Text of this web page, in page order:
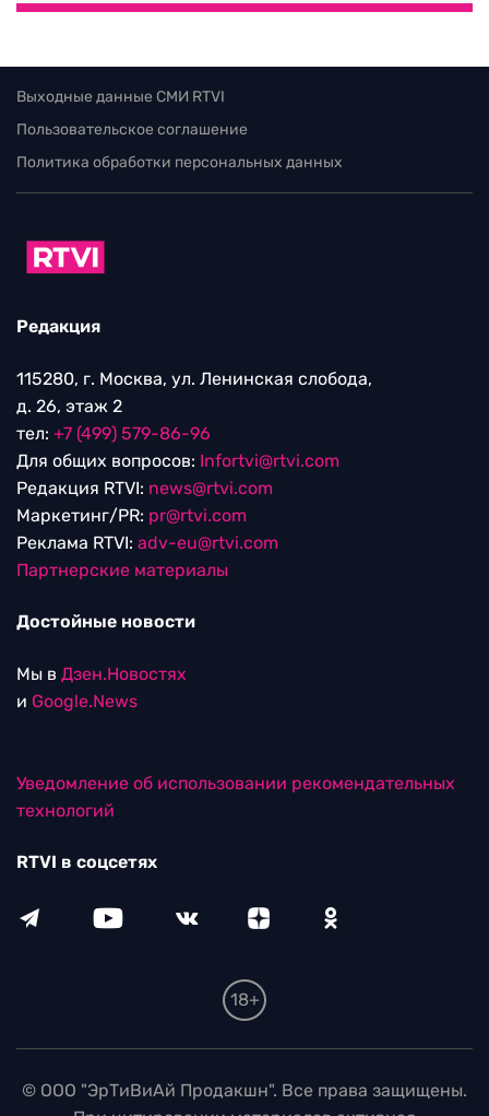
Выходные данные СМИ RTVI
Пользовательское соглашение
Политика обработки персональных данных
Редакция
115280, г. Москва, ул. Ленинская слобода,
д. 26, этаж 2
тел: +7 (499) 579-86-96
Для общих вопросов: Infortvi@rtvi.com
Редакция RTVI: news@rtvi.com
Маркетинг/PR: pr@rtvi.com
Реклама RTVI: adv-eu@rtvi.com
Партнерские материалы
Достойные новости
Мы в Дзен.Новостях
и Google.News
Уведомление об использовании рекомендательных
технологий
RTVI в соцсетях
18+
© ООО "ЭрТиВиАй Продакшн". Все права защищены.